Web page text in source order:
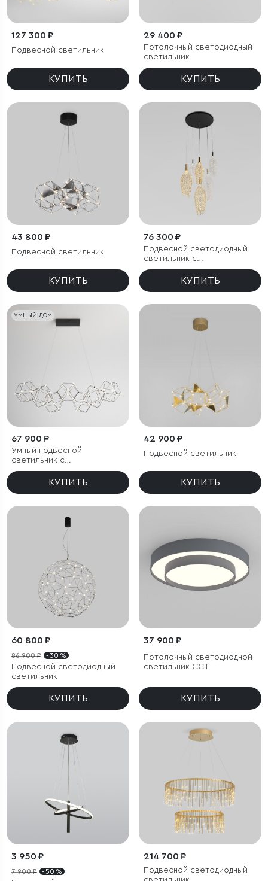
127 300 ₽
Подвесной светильник
КУПИТЬ
29 400 ₽
Потолочный светодиодный
светильник
КУПИТЬ
43 800 ₽
Подвесной светильник
КУПИТЬ
76 300 ₽
Подвесной светодиодный
светильник с
металлическими
плафонамиКУПИТЬ
УМНЫЙ ДОМ
67 900 ₽
Умный подвесной
светильник с
регулировкой яркости
КУПИТЬ
42 900 ₽
Подвесной светильник
КУПИТЬ
60 800 ₽
86 900 ₽ - 30 %
Подвесной светодиодный
светильник
КУПИТЬ
37 900 ₽
Потолочный светодиодной
светильник CCT
КУПИТЬ
3 950 ₽
7 900 ₽ - 50 %
214 700 ₽
Подвесной светодиодный